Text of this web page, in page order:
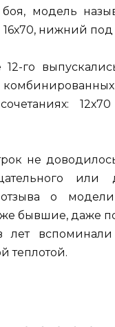
боя, модель
нижний под
12-го
не
или
отзыва о
бывшие, даже
лет
теплотой.